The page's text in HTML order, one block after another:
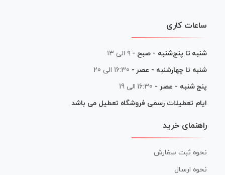
ساعات کاری
شنبه تا پنج‌شنبه - صبح - ۹ الی ۱۳
شنبه تا چهارشنبه - عصر - 16:30 الی 20
پنج شنبه - عصر - 16:30 الی 19
ایام تعطیلات رسمی فروشگاه تعطیل می باشد
راهنمای خرید
نحوه ثبت سفارش
نحوه ارسال